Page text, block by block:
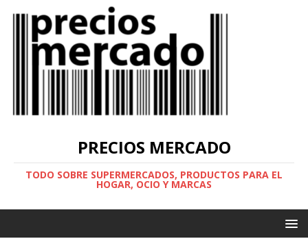
PRECIOS MERCADO
TODO SOBRE SUPERMERCADOS, PRODUCTOS PARA EL
HOGAR, OCIO Y MARCAS